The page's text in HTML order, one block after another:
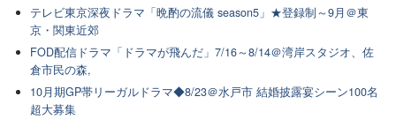
テレビ東京深夜ドラマ「晩酌の流儀 season5」★登録制～9月＠東
京・関東近郊
FOD配信ドラマ「ドラマが飛んだ」7/16～8/14＠湾岸スタジオ、佐
倉市民の森,
10月期GP帯リーガルドラマ◆8/23＠水戸市 結婚披露宴シーン100名
超大募集